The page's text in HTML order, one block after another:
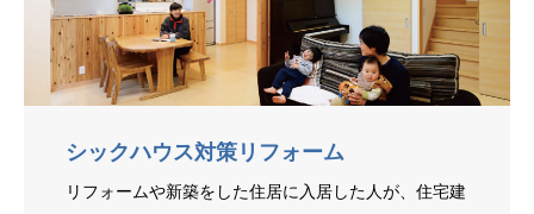
シックハウス対策リフォーム
リフォームや新築をした住居に入居した人が、住宅建